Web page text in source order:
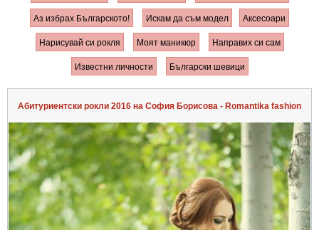
Аз избрах Българското!
Искам да съм модел
Аксесоари
Нарисувай си рокля
Моят маникюр
Направих си сам
Известни личности
Български шевици
Абитуриентски рокли 2016 на София Борисова - Romantika fashion